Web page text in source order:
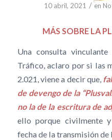
10 abril, 2021 / en
MÁS SOBRE LA
Una consulta
Tráfico, aclaro por si las
2.021, viene a decir que,
de devengo de la
no la de la escritura de
ello porque civilmente
fecha de la transmisión de